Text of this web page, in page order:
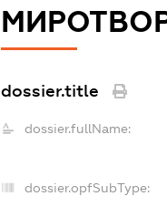
dossier.title
dossier.fullName:
dossier.opfSubType: